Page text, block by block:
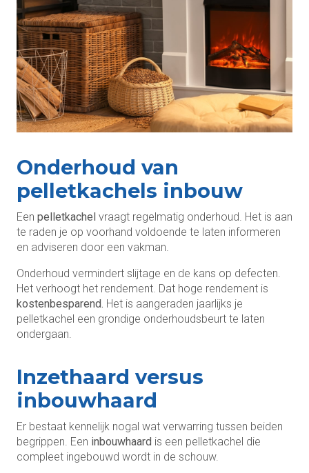
Onderhoud van
pelletkachels inbouw
Een pelletkachel vraagt regelmatig onderhoud. Het is aan
te raden je op voorhand voldoende te laten informeren
en adviseren door een vakman.
Onderhoud vermindert slijtage en de kans op defecten.
Het verhoogt het rendement. Dat hoge rendement is
kostenbesparend. Het is aangeraden jaarlijks je
pelletkachel een grondige onderhoudsbeurt te laten
ondergaan.
Inzethaard versus
inbouwhaard
Er bestaat kennelijk nogal wat verwarring tussen beiden
begrippen. Een inbouwhaard is een pelletkachel die
compleet ingebouwd wordt in de schouw.